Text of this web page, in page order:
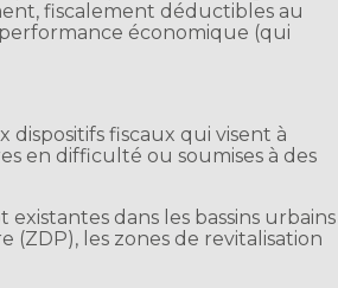
fiscalement déductibles au
économique (qui
fiscaux qui visent à
en difficulté ou soumises à des
dans les bassins urbains
(ZDP), les zones de revitalisation